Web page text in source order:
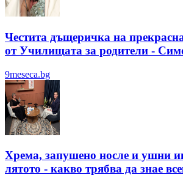
Честита дъщеричка на
от Училищата за родители -
9meseca.bg
Хрема, запушено носле и ушни
лятотo - какво трябва да знае